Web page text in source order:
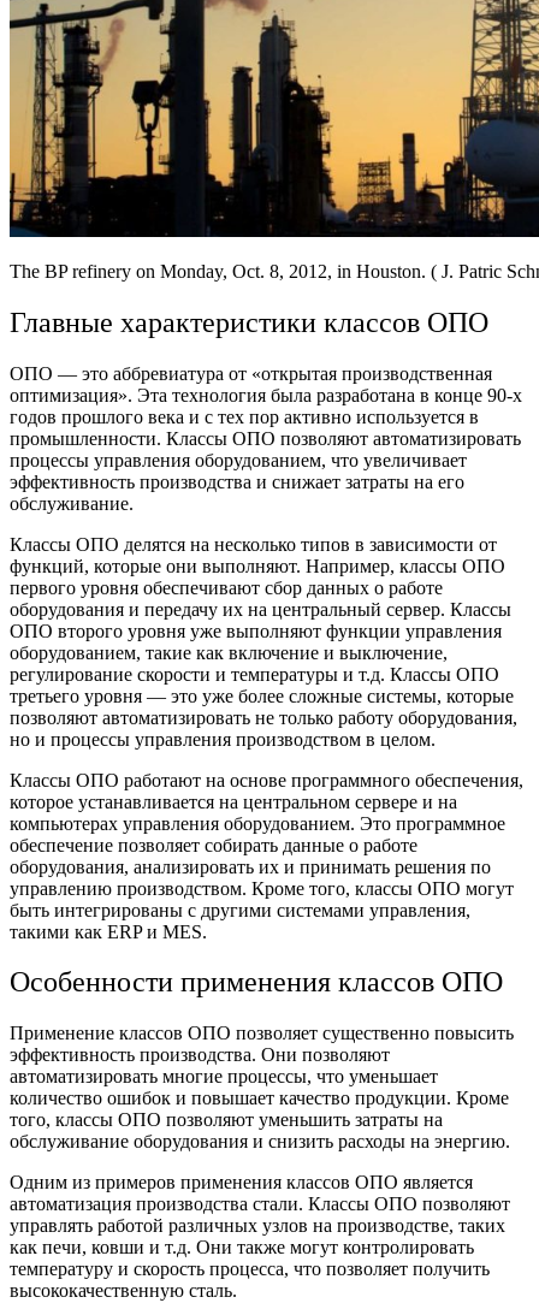
The BP refinery on Monday, Oct. 8, 2012, in Houston. ( J. Patric
Главные характеристики классов ОПО
ОПО — это аббревиатура от «открытая производственная
оптимизация». Эта технология была разработана в конце 90-х
годов прошлого века и с тех пор активно используется в
промышленности. Классы ОПО позволяют автоматизировать
процессы управления оборудованием, что увеличивает
эффективность производства и снижает затраты на его
обслуживание.
Классы ОПО делятся на несколько типов в зависимости от
функций, которые они выполняют. Например, классы ОПО
первого уровня обеспечивают сбор данных о работе
оборудования и передачу их на центральный сервер. Классы
ОПО второго уровня уже выполняют функции управления
оборудованием, такие как включение и выключение,
регулирование скорости и температуры и т.д. Классы ОПО
третьего уровня — это уже более сложные системы, которые
позволяют автоматизировать не только работу оборудования,
но и процессы управления производством в целом.
Классы ОПО работают на основе программного обеспечения,
которое устанавливается на центральном сервере и на
компьютерах управления оборудованием. Это программное
обеспечение позволяет собирать данные о работе
оборудования, анализировать их и принимать решения по
управлению производством. Кроме того, классы ОПО могут
быть интегрированы с другими системами управления,
такими как ERP и MES.
Особенности применения классов ОПО
Применение классов ОПО позволяет существенно повысить
эффективность производства. Они позволяют
автоматизировать многие процессы, что уменьшает
количество ошибок и повышает качество продукции. Кроме
того, классы ОПО позволяют уменьшить затраты на
обслуживание оборудования и снизить расходы на энергию.
Одним из примеров применения классов ОПО является
автоматизация производства стали. Классы ОПО позволяют
управлять работой различных узлов на производстве, таких
как печи, ковши и т.д. Они также могут контролировать
температуру и скорость процесса, что позволяет получить
высококачественную сталь.